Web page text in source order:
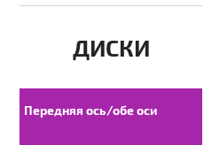
ДИСКИ
Передняя ось/обе оси